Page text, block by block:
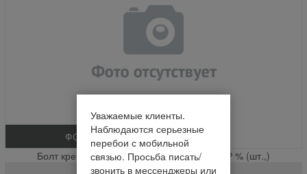
ФОТО
Болт крепления пальца+гайка М10х45 КНР % (шт.,)
Уважаемые клиенты.
Наблюдаются серьезные
перебои с мобильной
связью. Просьба писать/
звонить в мессенджеры или